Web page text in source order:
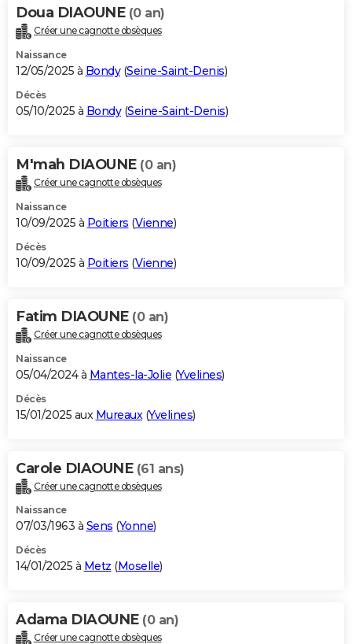
Carte de Noël
Carte Bonne année
Carte Saint-Valentin
Carte Pâques
Carte d'anniversaire
DICTIONNAIRE
Dictionnaire
Biographies
Citations
Expressions
Proverbes
PROGRAMME TV
S'inscrire
Se connecter
Lycées
Collèges
Primaires
Universités
Entreprises
Service militaire
Avis de recherche
AVIS DE DÉCÈS
Bricolage
Lifestyle
Culture
Sport
Auto
Television
Voyage
Cinema
Doua DIAOUNE (0 an)
Créer une cagnotte obsèques
Naissance
12/05/2025 à Bondy(Seine-Saint-Denis)
Décès
05/10/2025 à Bondy(Seine-Saint-Denis)
M'mah DIAOUNE (0 an)
Créer une cagnotte obsèques
Naissance
10/09/2025 à Poitiers (Vienne)
Décès
10/09/2025 à Poitiers (Vienne)
Fatim DIAOUNE (0 an)
Créer une cagnotte obsèques
Naissance
05/04/2024 à Mantes-la-Jolie (Yvelines)
Décès
15/01/2025 aux Mureaux (Yvelines)
Carole DIAOUNE (61 ans)
Créer une cagnotte obsèques
Naissance
07/03/1963 à Sens (Yonne)
Décès
14/01/2025 à Metz (Moselle)
Adama DIAOUNE (0 an)
Créer une cagnotte obsèques